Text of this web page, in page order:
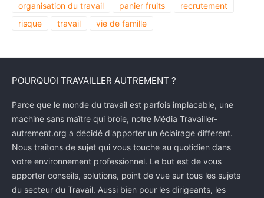
organisation du travail
panier fruits
recrutement
risque
travail vie de famille
POURQUOI TRAVAILLER AUTREMENT ?
Parce que le monde du travail est parfois implacable, une
machine sans maître qui broie, notre Média Travailler-
autrement.org a décidé d'apporter un éclairage different.
Nous traitons de sujet qui vous touche au quotidien dans
votre environnement professionnel. Le but est de vous
apporter conseils, solutions, point de vue sur tous les sujets
du secteur du Travail. Aussi bien pour les dirigeants, les